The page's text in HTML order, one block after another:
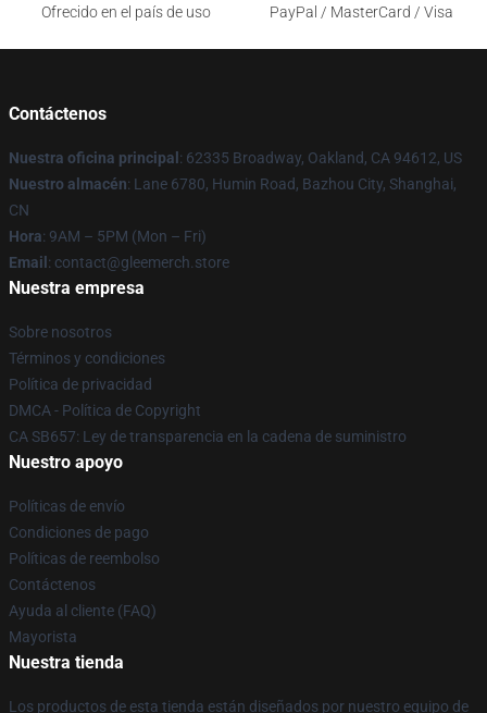
Ofrecido en el país de uso
PayPal / MasterCard / Visa
Contáctenos
Nuestra oficina principal : 62335 Broadway, Oakland, CA 94612, US
Nuestro almacén: Lane 6780, Humin Road, Bazhou City, Shanghai,
CN
Hora: 9AM – 5PM (Mon – Fri)
Email : contact@gleemerch.store
Nuestra empresa
Sobre nosotros
Términos y condiciones
Política de privacidad
DMCA - Política de Copyright
CA SB657: Ley de transparencia en la cadena de suministro
Nuestro apoyo
Políticas de envío
Condiciones de pago
Políticas de reembolso
Contáctenos
Ayuda al cliente (FAQ)
Mayorista
Nuestra tienda
Los productos de esta tienda están diseñados por nuestro equipo de